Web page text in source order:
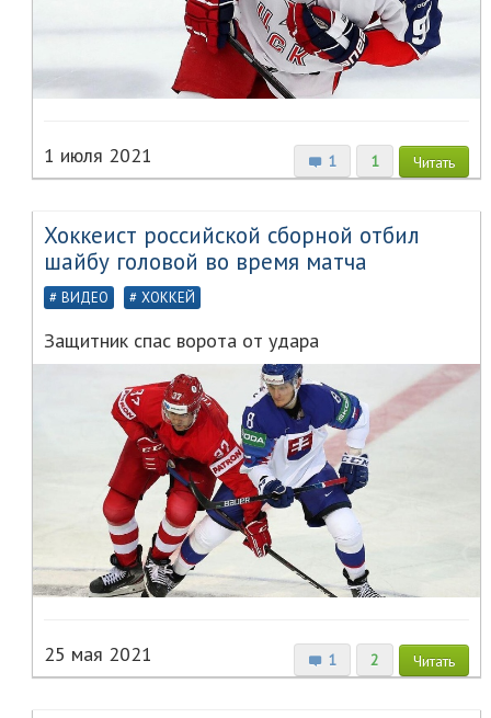
1 1 Читать
1 июля 2021
Хоккеист российской сборной отбил
шайбу головой во время матча
ВИДЕО ХОККЕЙ
Защитник спас ворота от удара
1 2 Читать
25 мая 2021